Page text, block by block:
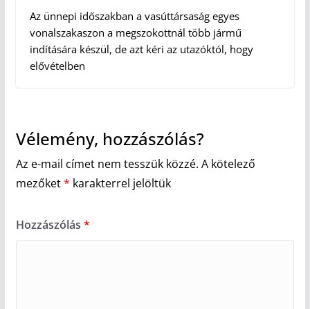
Az ünnepi időszakban a vasúttársaság egyes
vonalszakaszon a megszokottnál több jármű
indítására készül, de azt kéri az utazóktól, hogy
elővételben
Vélemény, hozzászólás?
Az e-mail címet nem tesszük közzé. A kötelező
mezőket* karakterrel jelöltük
Hozzászólás *